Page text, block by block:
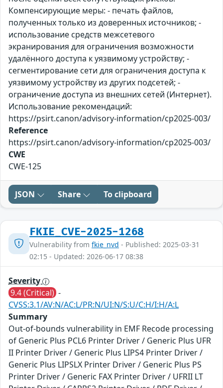
Компенсирующие меры: - печать файлов,
полученных только из доверенных источников; -
использование средств межсетевого
экранирования для ограничения возможности
удалённого доступа к уязвимому устройству; -
сегментирование сети для ограничения доступа к
уязвимому устройству из других подсетей; -
ограничение доступа из внешних сетей (Интернет).
Использование рекомендаций:
https://psirt.canon/advisory-information/cp2025-003/
Reference
https://psirt.canon/advisory-information/cp2025-003/
CWE
CWE-125
JSON Share To clipboard
FKIE_CVE-2025-1268
Vulnerability from fkie_nvd - Published: 2025-03-31
02:15 - Updated: 2026-06-17 08:38
Severity
9.4 (Critical) -
CVSS:3.1/AV:N/AC:L/PR:N/UI:N/S:U/C:H/I:H/A:L
Summary
Out-of-bounds vulnerability in EMF Recode processing
of Generic Plus PCL6 Printer Driver / Generic Plus UFR
II Printer Driver / Generic Plus LIPS4 Printer Driver /
Generic Plus LIPSLX Printer Driver / Generic Plus PS
Printer Driver / Generic FAX Printer Driver / UFRII LT